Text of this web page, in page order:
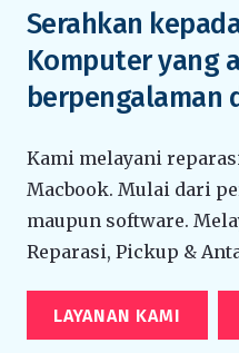
Serahkan
Komputer yang
berpengalaman
Kami melayani
Macbook. Mulai dari
maupun software.
Reparasi, Pickup &
LAYANAN KAMI